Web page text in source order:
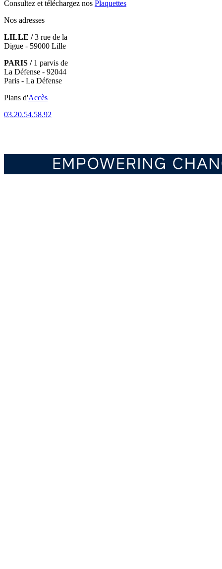
Consultez et téléchargez nos Plaquettes
Nos adresses
LILLE /3 rue de la
Digue - 59000 Lille
PARIS /1 parvis de
La Défense - 92044
Paris - La Défense
Plans d'Accès
03.20.54.58.92